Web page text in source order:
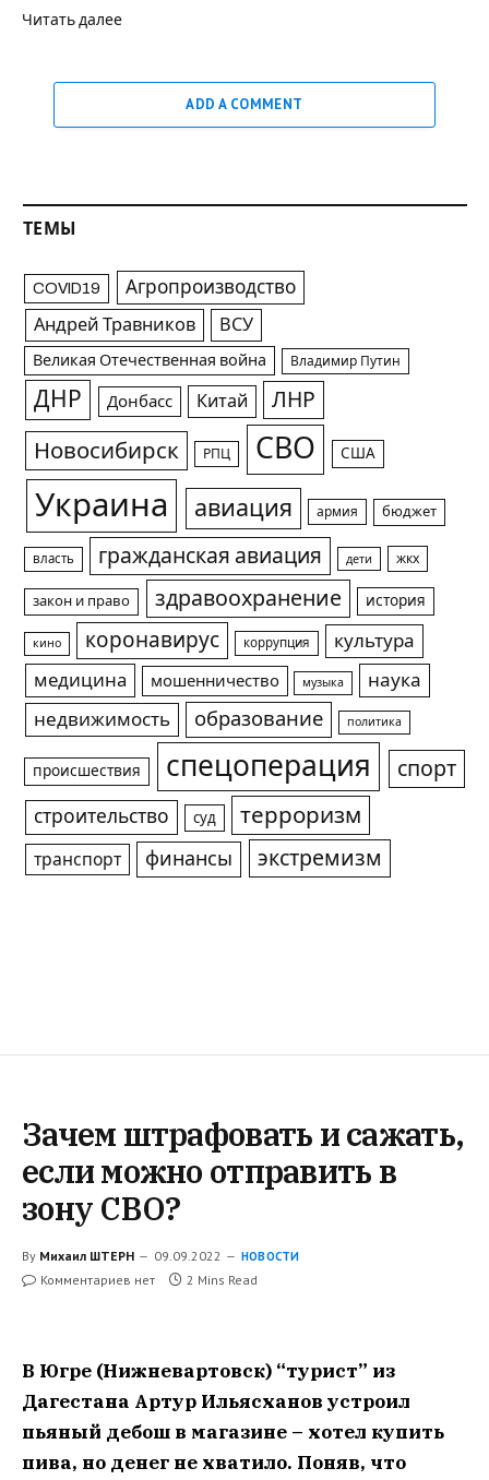
Читать далее
ADD A COMMENT
ТЕМЫ
COVID19 Агропроизводство
Андрей Травников ВСУ
Великая Отечественная война Владимир Путин
ДНР Донбасс Китай ЛНР
Новосибирск РПЦ СВО США
Украина авиация армия бюджет
власть гражданская авиация дети жкх
закон и право здравоохранение история
кино коронавирус коррупция
культура
медицина
мошенничество музыка
наука
недвижимость
образование политика
происшествия спецоперация спорт
строительство суд терроризм
транспорт финансы экстремизм
Зачем штрафовать и сажать,
если можно отправить в
зону СВО?
By Михаил ШТЕРН 09.09.2022 НОВОСТИ
Комментариев нет 2 Mins Read
В Югре (Нижневартовск) “турист” из
Дагестана Артур Ильясханов устроил
пьяный дебош в магазине – хотел купить
пива, но денег не хватило. Поняв, что